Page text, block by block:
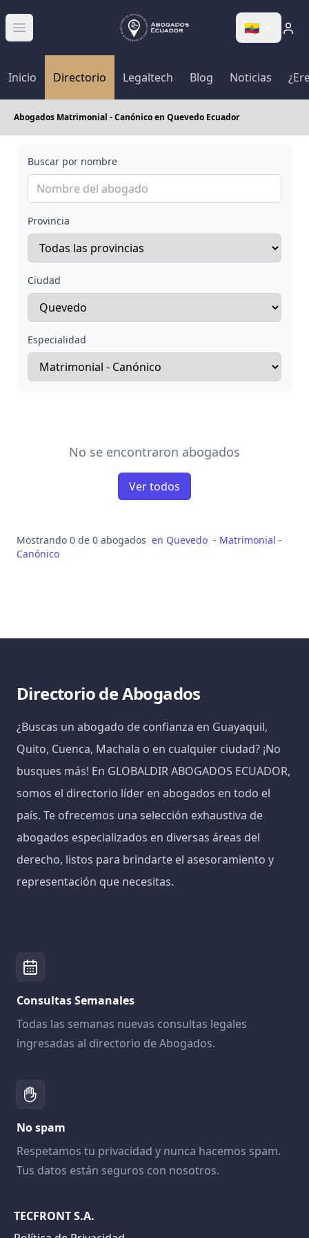
Abrir menú 🇪🇨
Inicio Directorio Legaltech Blog Noticias
Abogados Matrimonial - Canónico en Quevedo Ecuador
Buscar por nombre
Provincia
Ciudad
Especialidad
No se encontraron abogados
Ver todos
Mostrando 0 de 0 abogados en Quevedo - Matrimonial -
Canónico
Directorio de Abogados
¿Buscas un abogado de confianza en Guayaquil,
Quito, Cuenca, Machala o en cualquier ciudad? ¡No
busques más! En GLOBALDIR ABOGADOS ECUADOR,
somos el directorio líder en abogados en todo el
país. Te ofrecemos una selección exhaustiva de
abogados especializados en diversas áreas del
derecho, listos para brindarte el asesoramiento y
representación que necesitas.
Consultas Semanales
Todas las semanas nuevas consultas legales
ingresadas al directorio de Abogados.
No spam
Respetamos tu privacidad y nunca hacemos spam.
Tus datos están seguros con nosotros.
TECFRONT S.A.